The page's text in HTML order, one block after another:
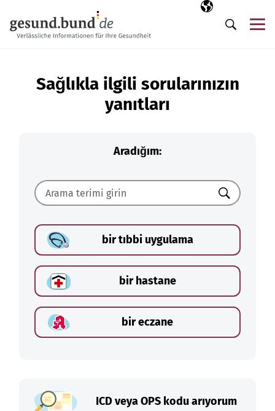
Seçili dil
TR
Arama
Sağlıkla ilgili sorularınızın
yanıtları
Aradığım:
Ara
bir tıbbi uygulama
bir hastane
bir eczane
ICD veya OPS kodu arıyorum